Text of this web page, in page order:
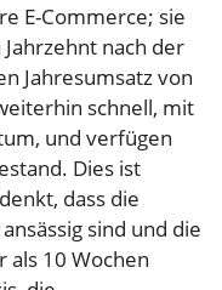
E-Commerce; sie
nach der
Jahresumsatz von
schnell, mit
und verfügen
Dies ist
dass die
sind und die
als 10 Wochen